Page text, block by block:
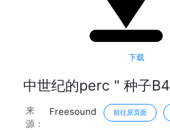
下载
中世纪的perc " 种子B4
来
源：
Freesound 前往原页面